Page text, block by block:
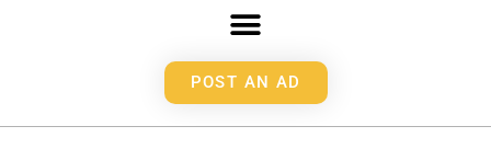
POST AN AD